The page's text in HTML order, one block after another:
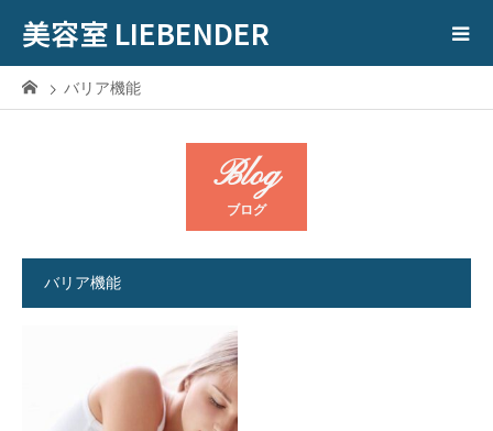
美容室 LIEBENDER
バリア機能
Blog
ブログ
バリア機能